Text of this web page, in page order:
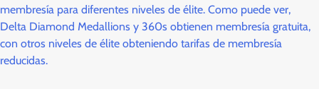
membresía para diferentes niveles de élite. Como puede ver,
Delta Diamond Medallions y 360s obtienen membresía gratuita,
con otros niveles de élite obteniendo tarifas de membresía
reducidas.